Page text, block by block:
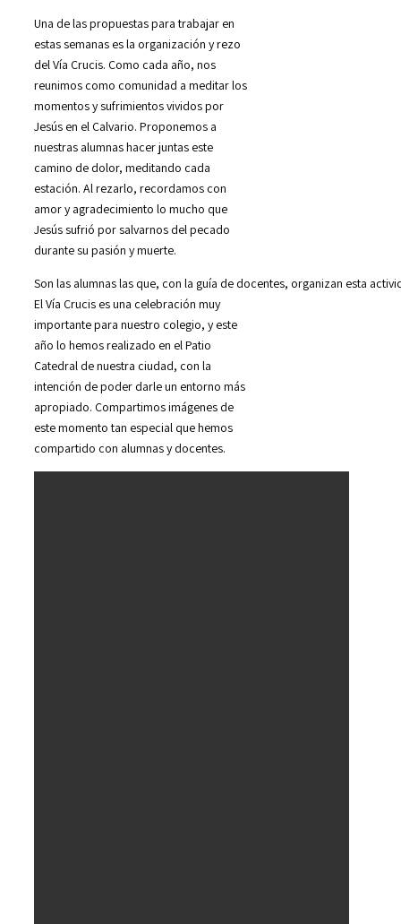
Una de las propuestas para trabajar en
estas semanas es la organización y rezo
del Vía Crucis. Como cada año, nos
reunimos como comunidad a meditar los
momentos y sufrimientos vividos por
Jesús en el Calvario. Proponemos a
nuestras alumnas hacer juntas este
camino de dolor, meditando cada
estación. Al rezarlo, recordamos con
amor y agradecimiento lo mucho que
Jesús sufrió por salvarnos del pecado
durante su pasión y muerte.
Son las alumnas las que, con la guía de docentes, organizan esta
El Vía Crucis es una celebración muy
importante para nuestro colegio, y este
año lo hemos realizado en el Patio
Catedral de nuestra ciudad, con la
intención de poder darle un entorno más
apropiado. Compartimos imágenes de
este momento tan especial que hemos
compartido con alumnas y docentes.